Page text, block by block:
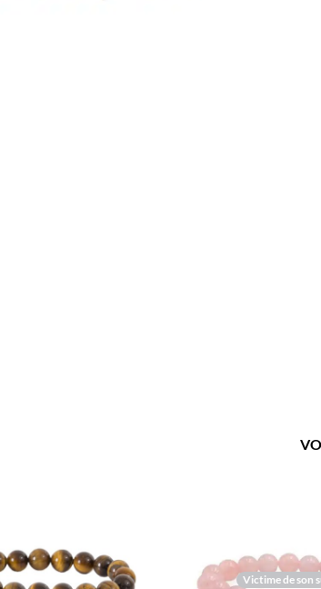
Victime de son